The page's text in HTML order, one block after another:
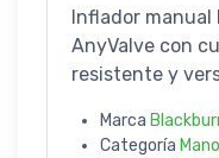
Inflador manual
AnyValve con
resistente y
Marca
Categoría Mano